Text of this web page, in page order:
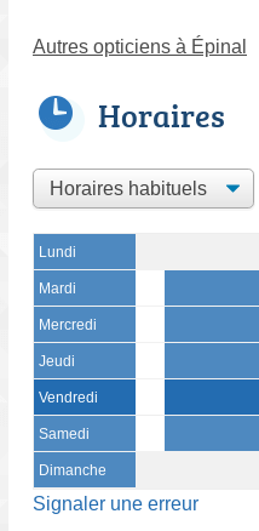
Autres opticiens à Épinal
Horaires
Lundi
Mardi
Mercredi
Jeudi
Vendredi
Samedi
Dimanche
Signaler une erreur